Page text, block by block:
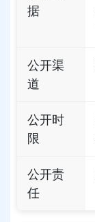
据
公开渠
道
公开时
限
公开责
任